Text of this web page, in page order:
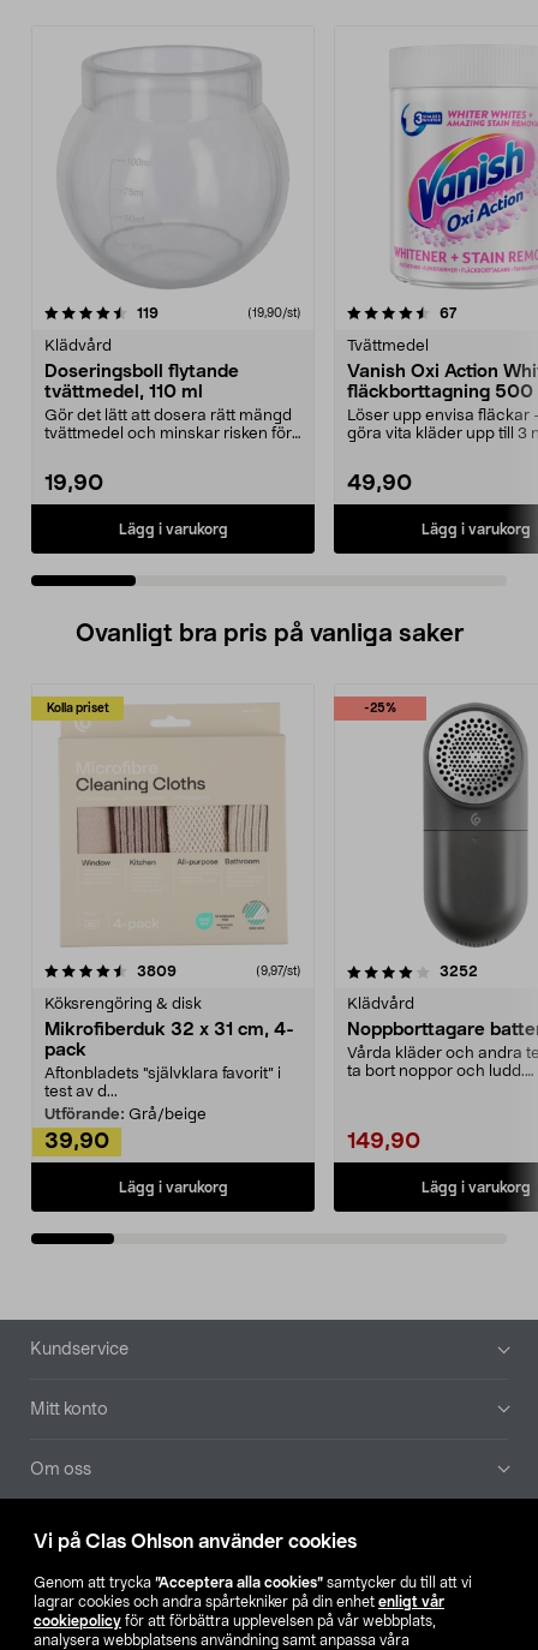
Vi på Clas Ohlson använder cookies
Genom att trycka ”Acceptera alla cookies” samtycker du till att vi
lagrar cookies och andra spårtekniker på din enhet enligt vår
cookiepolicy för att förbättra upplevelsen på vår webbplats,
analysera webbplatsens användning samt anpassa våra
119recensioner (19,90/st)
Klädvård
Doseringsboll flytande
tvättmedel, 110 ml
Gör det lätt att dosera rätt mängd
tvättmedel och minskar risken för
19,90
Lägg i varukorg
4.5 av 5 stjärnor 67recensioner
Tvättmedel
Vanish Oxi Action
fläckborttagning 500
pulver
Löser upp envisa fläckar
göra vita kläder upp till 3
49,90
Lägg i varukorg
4.5 av 5 stjärnor
Ovanligt bra pris på vanliga saker
Kolla priset
3809recensioner (9,97/st)
Köksrengöring & disk
Mikrofiberduk 32 x 31 cm, 4-
pack
Aftonbladets "självklara favorit” i
test av d...
Utförande: Grå/beige
39,90
Lägg i varukorg
-25%
4.0av 5 stjärnor 3252
Klädvård
Noppborttagare
Vårda kläder och andra
ta bort noppor och ludd.
149,90
Lägg i varukorg
4.5av 5 stjärnor
Sidfot
Kundservice
Mitt konto
Om oss
Aktuellt
Våra bolag